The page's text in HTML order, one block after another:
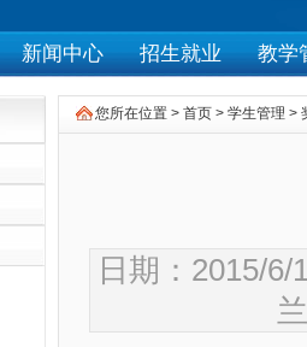
新闻中心 招生就业 教学
您所在位置 > 首页 > 学生管理 >
日期：2015/